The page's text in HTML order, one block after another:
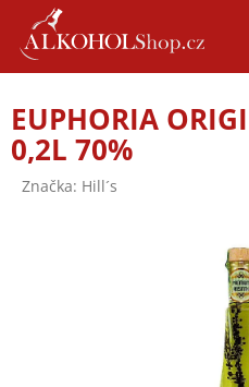
obsah
EUPHORIA
0,2L 70%
Značka: Hill´s